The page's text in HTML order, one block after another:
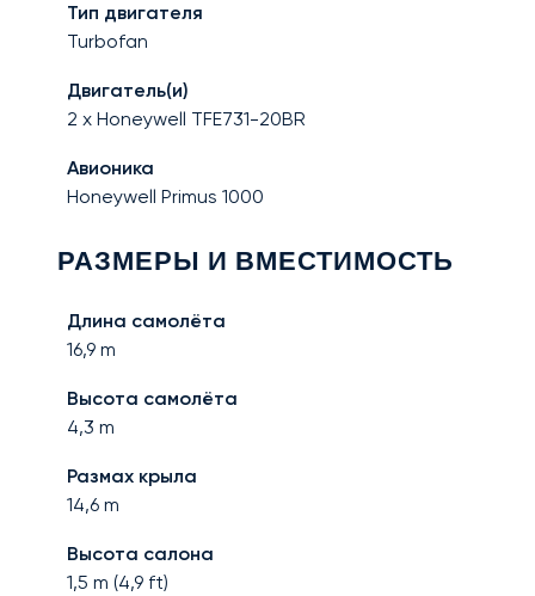
Тип двигателя
Turbofan
Двигатель(и)
2 x Honeywell TFE731-20BR
Авионика
Honeywell Primus 1000
РАЗМЕРЫ И ВМЕСТИМОСТЬ
Длина самолёта
16,9 m
Высота самолёта
4,3 m
Размах крыла
14,6 m
Высота салона
1,5 m (4,9 ft)